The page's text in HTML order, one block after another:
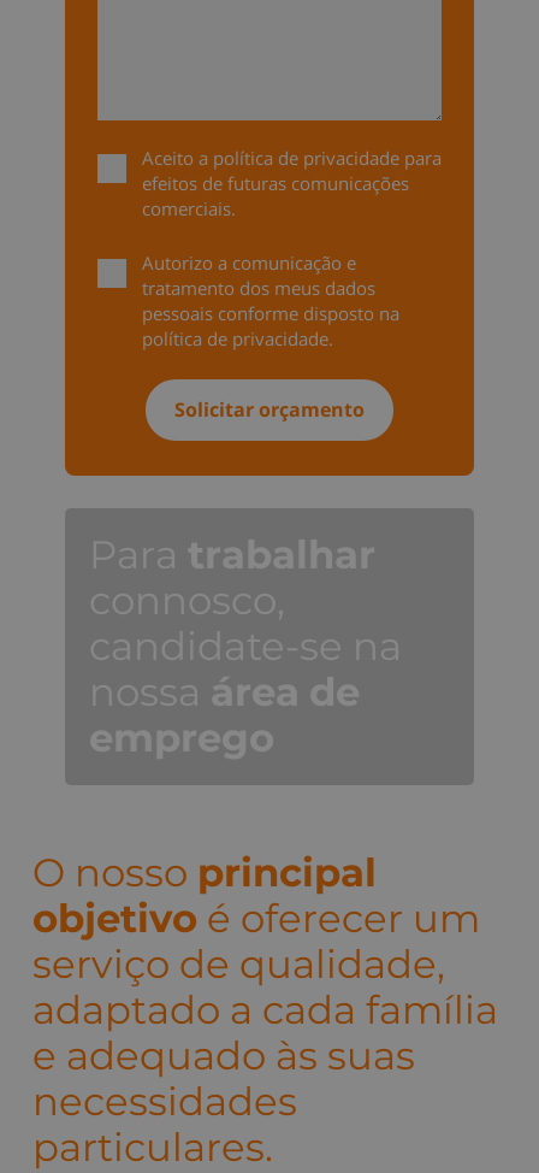
Aceito a política de privacidade para
efeitos de futuras comunicações
comerciais.
Autorizo a comunicação e
tratamento dos meus dados
pessoais conforme disposto na
política de privacidade.
Para trabalhar
connosco,
candidate-se na
nossa área de
emprego
O nosso principal
objetivo é oferecer um
serviço de qualidade,
adaptado a cada família
e adequado às suas
necessidades
particulares.